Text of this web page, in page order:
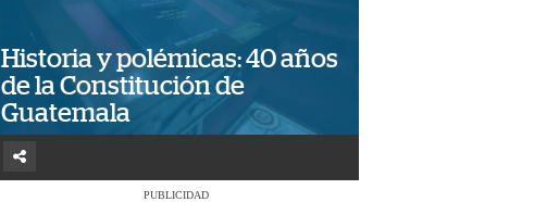
Historia y polémicas: 40 años
de la Constitución de
Guatemala
PUBLICIDAD